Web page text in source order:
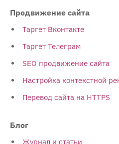
Продвижение сайта
Таргет Вконтакте
Таргет Телеграм
SEO продвижение сайта
Настройка контекстной
Перевод сайта на HTTPS
Блог
Журнал и статьи